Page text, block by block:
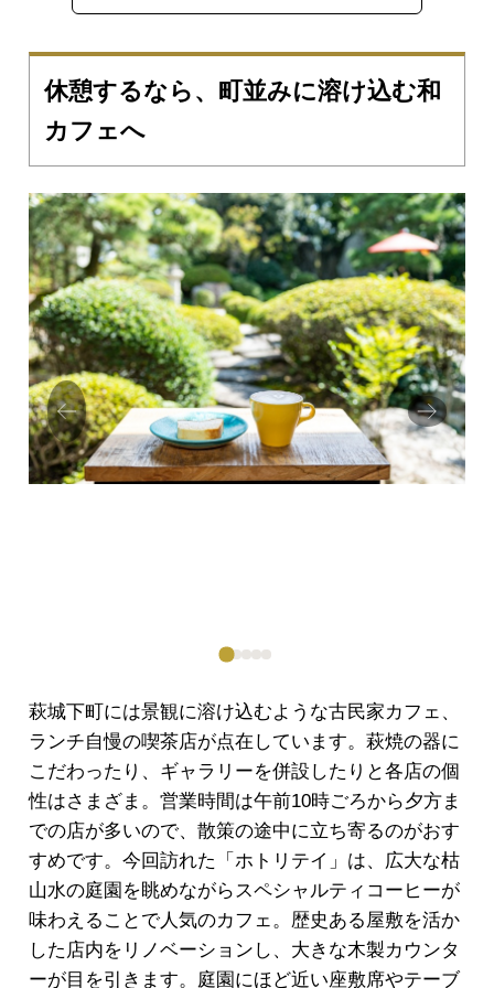
休憩するなら、町並みに溶け込む和
カフェへ
Prev
ious
Next
萩城下町には景観に溶け込むような古民家カフェ、
ランチ自慢の喫茶店が点在しています。萩焼の器に
こだわったり、ギャラリーを併設したりと各店の個
性はさまざま。営業時間は午前10時ごろから夕方ま
での店が多いので、散策の途中に立ち寄るのがおす
すめです。今回訪れた「ホトリテイ」は、広大な枯
山水の庭園を眺めながらスペシャルティコーヒーが
味わえることで人気のカフェ。歴史ある屋敷を活か
した店内をリノベーションし、大きな木製カウンタ
ーが目を引きます。庭園にほど近い座敷席やテーブ